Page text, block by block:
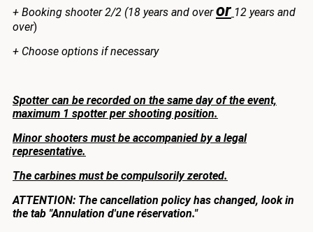
+ Booking shooter 2/2 (18 years and overor 12 years and
over)
+ Choose options if necessary
Spotter can be recorded on the same day of the event,
maximum 1 spotter per shooting position.
Minor shooters must be accompanied by a legal
representative.
The carbines must be compulsorily zeroted.
ATTENTION: The cancellation policy has changed, look in
the tab "Annulation d'une réservation."